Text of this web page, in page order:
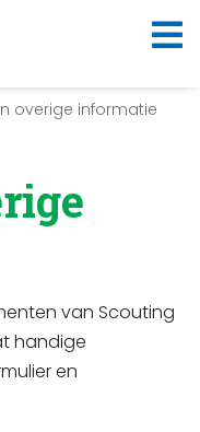
overige informatie
van Scouting
handige
en